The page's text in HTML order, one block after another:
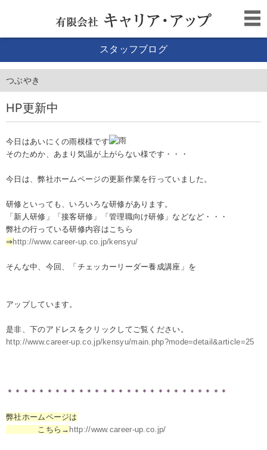
スタッフブログ
つぶやき
HP更新中
今日はあいにくの雨模様です
そのためか、あまり気温が上がらない様です・・・
今日は、弊社ホームページの更新作業を行っていました。
研修といっても、いろいろな研修があります。
「新人研修」「接客研修」「管理職向け研修」などなど・・・
弊社の行っている研修内容はこちら
⇒http://www.career-up.co.jp/kensyu/
そんな中、今回、「チェッカーリーダー養成講座」を
アップしています。
是非、下のアドレスをクリックしてご覧ください。
http://www.career-up.co.jp/kensyu/main.php?mode=detail&article=25
＊＊＊＊＊＊＊＊＊＊＊＊＊＊＊＊＊＊＊＊＊＊＊＊＊＊＊＊
弊社ホームページは
こちら→ http://www.career-up.co.jp/